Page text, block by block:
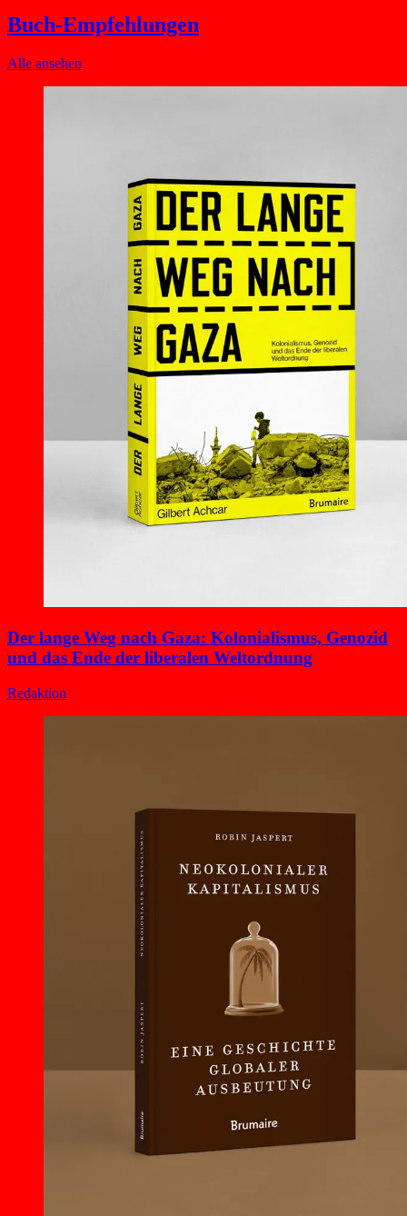
Buch-Empfehlungen
Alle ansehen
Der lange Weg nach Gaza: Kolonialismus, Genozid
und das Ende der liberalen Weltordnung
Redaktion